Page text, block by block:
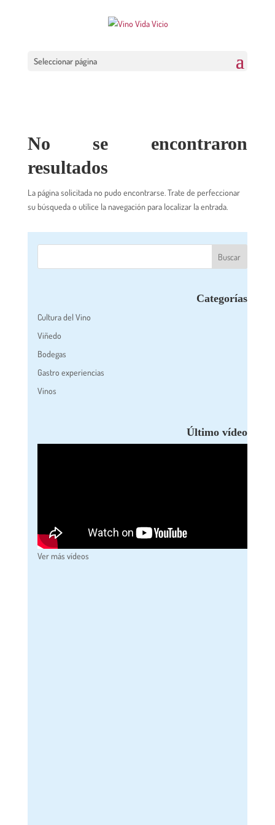
Seleccionar página
No se encontraron
resultados
La página solicitada no pudo encontrarse. Trate de perfeccionar
su búsqueda o utilice la navegación para localizar la entrada.
Categorías
Cultura del Vino
Viñedo
Bodegas
Gastro experiencias
Vinos
Último vídeo
Ver más vídeos